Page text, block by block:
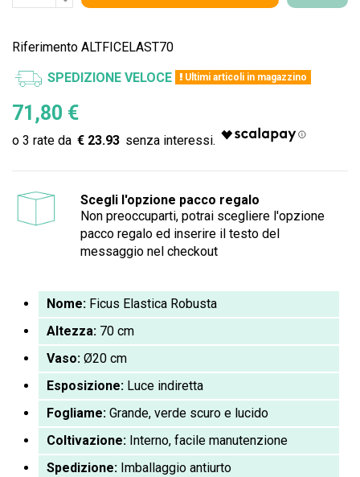
Riferimento ALTFICELAST70
SPEDIZIONE VELOCE Ultimi articoli in magazzino
71,80 €
€ 23.93
Scegli l'opzione pacco regalo
Non preoccuparti, potrai scegliere l'opzione
pacco regalo ed inserire il testo del
messaggio nel checkout
Nome: Ficus Elastica Robusta
Altezza: 70 cm
Vaso: Ø20 cm
Esposizione: Luce indiretta
Fogliame: Grande, verde scuro e lucido
Coltivazione: Interno, facile manutenzione
Spedizione: Imballaggio antiurto